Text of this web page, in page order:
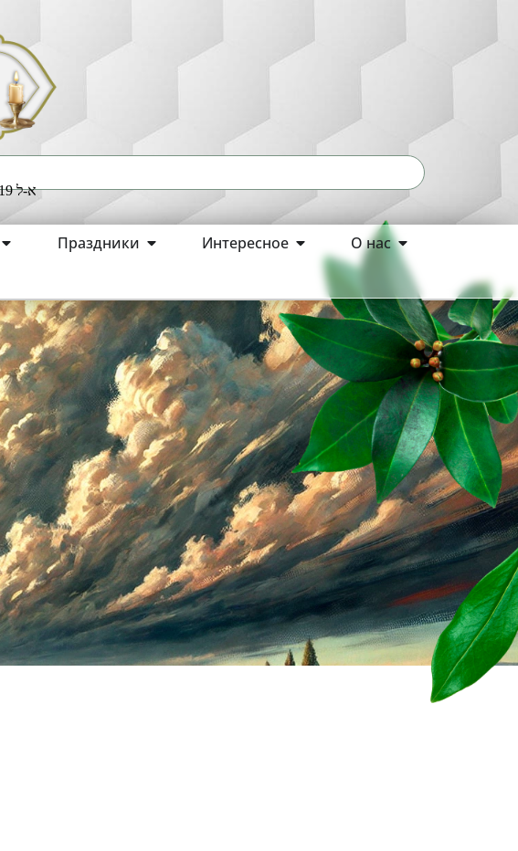
Теилим на сегодня - 25 Ава: главы 119 א-ל
Праздники Интересное
О нас